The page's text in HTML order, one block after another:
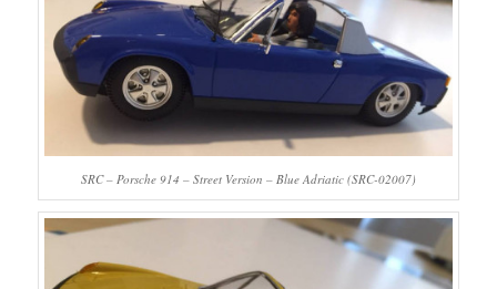
SRC – Porsche 914 – Street Version – Blue Adriatic (SRC-02007)